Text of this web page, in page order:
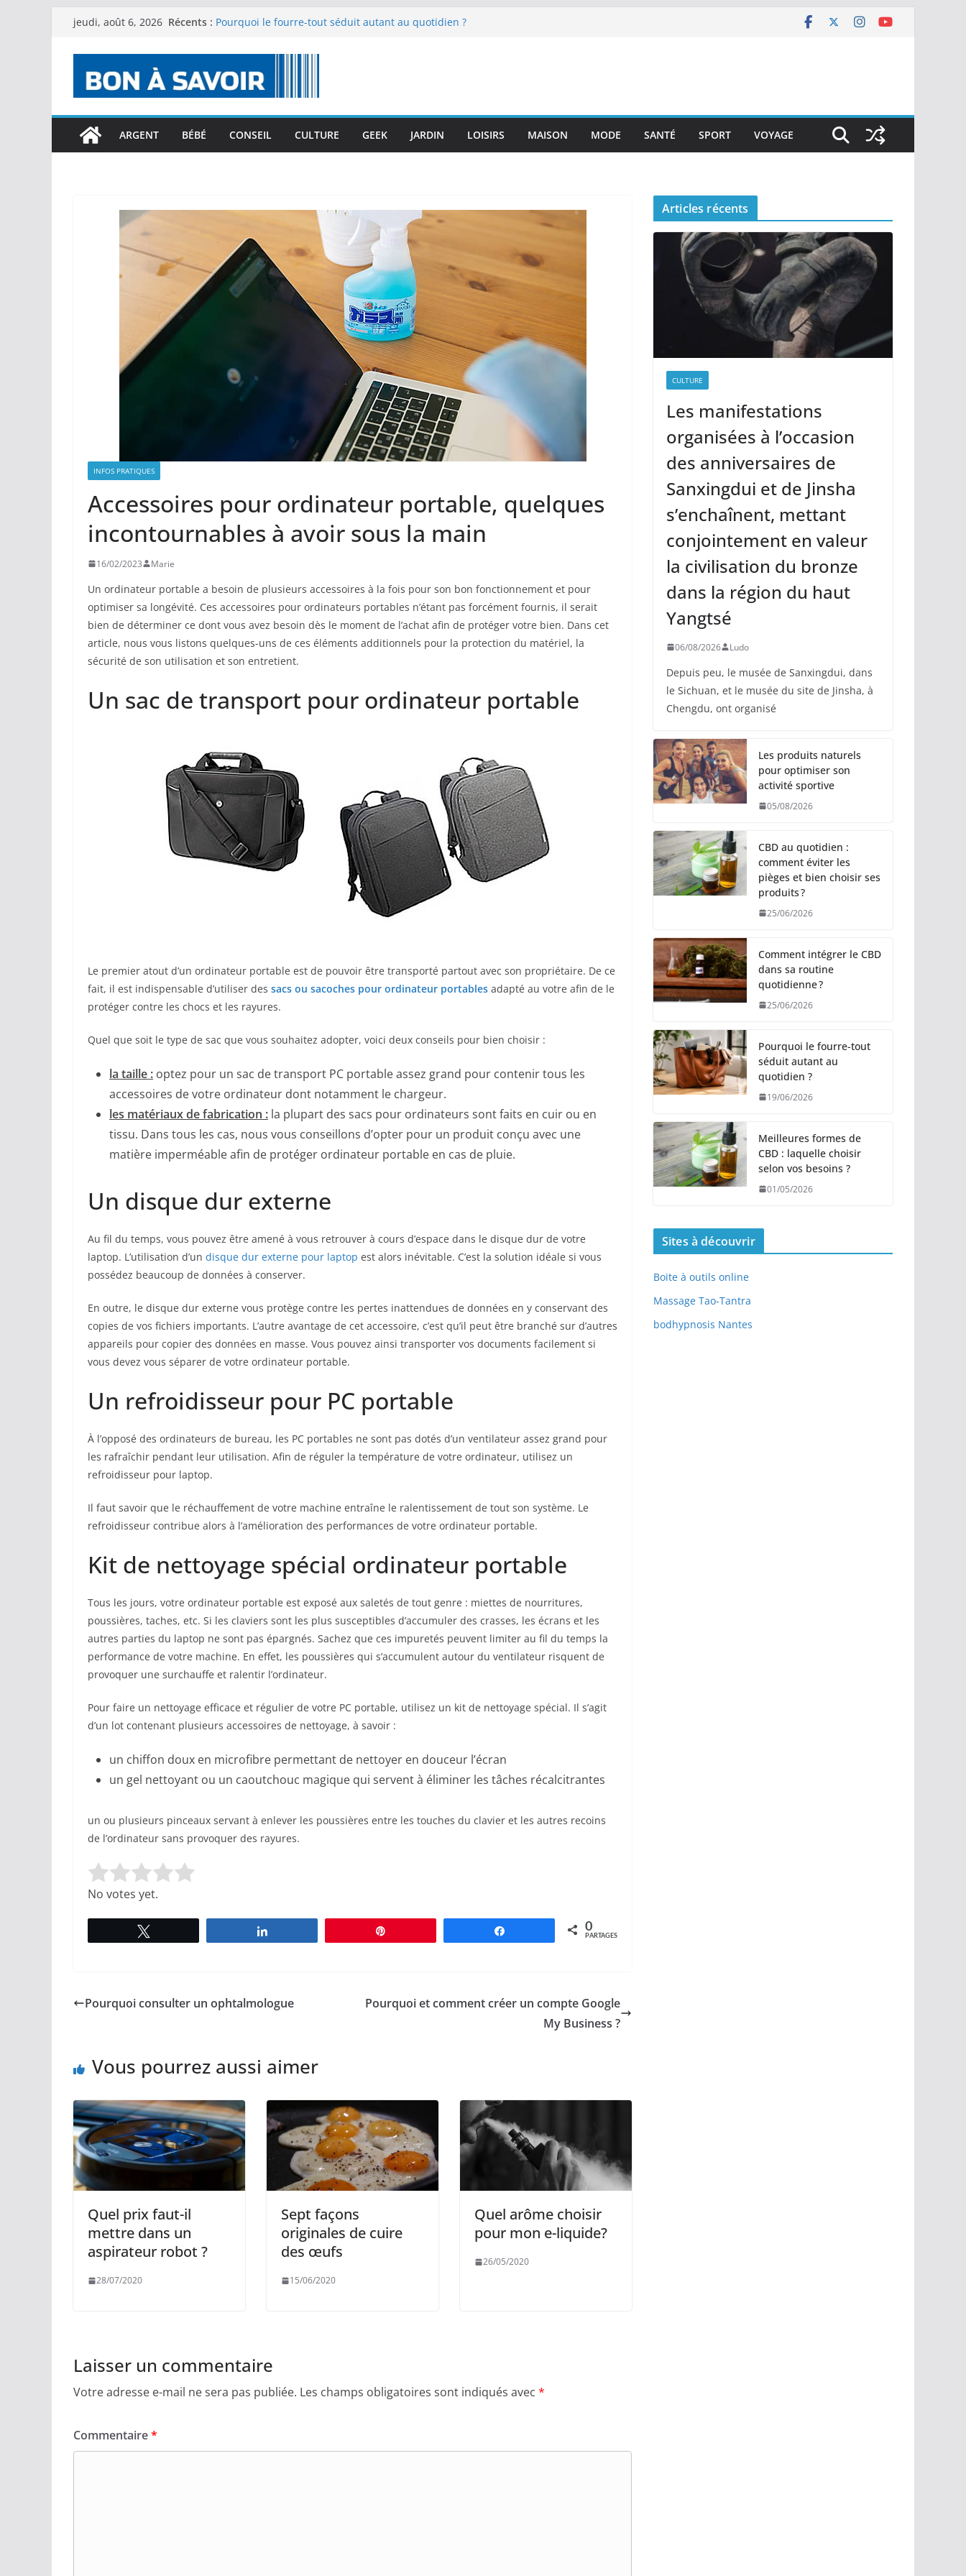
Passer
contenu
jeudi, août 6, 2026 Récents : Pourquoi le fourre-tout séduit autant au quotidien ?
dans la région du haut Yangtsé
Les produits naturels pour optimiser son activité sportive
choisir ses produits ?
Comment intégrer le CBD dans sa routine quotidienne ?
ARGENT BÉBÉ CONSEIL CULTURE GEEK JARDIN LOISIRS MAISON MODE SANTÉ SPORT VOYAGE
INFOS PRATIQUES
Accessoires pour ordinateur portable, quelques
incontournables à avoir sous la main
16/02/2023 Marie
Un ordinateur portable a besoin de plusieurs accessoires à la fois pour son bon fonctionnement et pour
optimiser sa longévité. Ces accessoires pour ordinateurs portables n’étant pas forcément fournis, il serait
bien de déterminer ce dont vous avez besoin dès le moment de l’achat afin de protéger votre bien. Dans cet
article, nous vous listons quelques-uns de ces éléments additionnels pour la protection du matériel, la
sécurité de son utilisation et son entretient.
Un sac de transport pour ordinateur portable
Le premier atout d’un ordinateur portable est de pouvoir être transporté partout avec son propriétaire. De ce
fait, il est indispensable d’utiliser des sacs ou sacoches pour ordinateur portables adapté au votre afin de le
protéger contre les chocs et les rayures.
Quel que soit le type de sac que vous souhaitez adopter, voici deux conseils pour bien choisir :
la taille : optez pour un sac de transport PC portable assez grand pour contenir tous les
accessoires de votre ordinateur dont notamment le chargeur.
les matériaux de fabrication : la plupart des sacs pour ordinateurs sont faits en cuir ou en
tissu. Dans tous les cas, nous vous conseillons d’opter pour un produit conçu avec une
matière imperméable afin de protéger ordinateur portable en cas de pluie.
Un disque dur externe
Au fil du temps, vous pouvez être amené à vous retrouver à cours d’espace dans le disque dur de votre
laptop. L’utilisation d’un disque dur externe pour laptop est alors inévitable. C’est la solution idéale si vous
possédez beaucoup de données à conserver.
En outre, le disque dur externe vous protège contre les pertes inattendues de données en y conservant des
copies de vos fichiers importants. L’autre avantage de cet accessoire, c’est qu’il peut être branché sur d’autres
appareils pour copier des données en masse. Vous pouvez ainsi transporter vos documents facilement si
vous devez vous séparer de votre ordinateur portable.
Un refroidisseur pour PC portable
À l’opposé des ordinateurs de bureau, les PC portables ne sont pas dotés d’un ventilateur assez grand pour
les rafraîchir pendant leur utilisation. Afin de réguler la température de votre ordinateur, utilisez un
refroidisseur pour laptop.
Il faut savoir que le réchauffement de votre machine entraîne le ralentissement de tout son système. Le
refroidisseur contribue alors à l’amélioration des performances de votre ordinateur portable.
Kit de nettoyage spécial ordinateur portable
Tous les jours, votre ordinateur portable est exposé aux saletés de tout genre : miettes de nourritures,
poussières, taches, etc. Si les claviers sont les plus susceptibles d’accumuler des crasses, les écrans et les
autres parties du laptop ne sont pas épargnés. Sachez que ces impuretés peuvent limiter au fil du temps la
performance de votre machine. En effet, les poussières qui s’accumulent autour du ventilateur risquent de
provoquer une surchauffe et ralentir l’ordinateur.
Pour faire un nettoyage efficace et régulier de votre PC portable, utilisez un kit de nettoyage spécial. Il s’agit
d’un lot contenant plusieurs accessoires de nettoyage, à savoir :
un chiffon doux en microfibre permettant de nettoyer en douceur l’écran
un gel nettoyant ou un caoutchouc magique qui servent à éliminer les tâches récalcitrantes
un ou plusieurs pinceaux servant à enlever les poussières entre les touches du clavier et les autres recoins
de l’ordinateur sans provoquer des rayures.
Rate this item:
No votes yet.
0
PARTAGES
Pourquoi consulter un ophtalmologue
Pourquoi et comment créer un compte Google
My Business ?
Vous pourrez aussi aimer
Quel prix faut-il
mettre dans un
aspirateur robot ?
28/07/2020
Sept façons
originales de cuire
des œufs
15/06/2020
Quel arôme choisir
pour mon e-liquide?
26/05/2020
Laisser un commentaire
Votre adresse e-mail ne sera pas publiée. Les champs obligatoires sont indiqués avec *
Commentaire*
Articles récents
CULTURE
Les manifestations
organisées à l’occasion
des anniversaires de
Sanxingdui et de Jinsha
s’enchaînent, mettant
conjointement en valeur
la civilisation du bronze
dans la région du haut
Yangtsé
06/08/2026 Ludo
Depuis peu, le musée de Sanxingdui, dans
le Sichuan, et le musée du site de Jinsha, à
Chengdu, ont organisé
Les produits naturels
pour optimiser son
activité sportive
05/08/2026
CBD au quotidien :
comment éviter les
pièges et bien choisir ses
produits ?
25/06/2026
Comment intégrer le CBD
dans sa routine
quotidienne ?
25/06/2026
Pourquoi le fourre-tout
séduit autant au
quotidien ?
19/06/2026
Meilleures formes de
CBD : laquelle choisir
selon vos besoins ?
01/05/2026
Sites à découvrir
Boite à outils online
Massage Tao-Tantra
bodhypnosis Nantes